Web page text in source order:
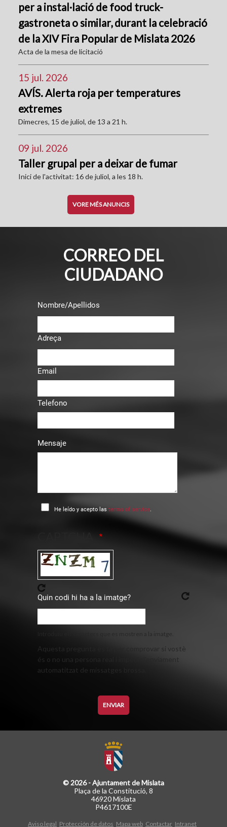
per a instal·lació de food truck-
gastroneta o similar, durant la celebració
de la XIV Fira Popular de Mislata 2026
Acta de la mesa de licitació
15 jul. 2026
AVÍS. Alerta roja per temperatures
extremes
Dimecres, 15 de juliol, de 13 a 21 h.
09 jul. 2026
Taller grupal per a deixar de fumar
Inici de l'activitat: 16 de juliol, a les 18 h.
VORE MÉS ANUNCIS
CORREO DEL
CIUDADANO
Nombre/Apellidos
Adreça
Email
Telefono
Mensaje
He leído y acepto las terms of service.
Quin codi hi ha a la imatge?
Introduïu els caràcters que es mostren a la imatge.
Aquesta pregunta es fa per comprovar si vostè
és o no una persona real i impedir l'enviament
automatitzat de missatges brossa.
© 2026 - Ajuntament de Mislata
Plaça de la Constitució, 8
46920 Mislata
P4617100E
Aviso legal Protección de datos Mapa web Contactar Intranet